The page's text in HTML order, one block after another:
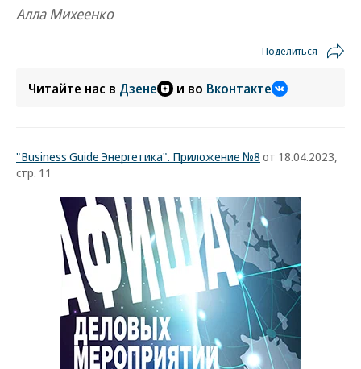
Алла Михеенко
Поделиться
Читайте нас в Дзене и во Вконтакте
"Business Guide Энергетика". Приложение №8 от 18.04.2023,
стр. 11